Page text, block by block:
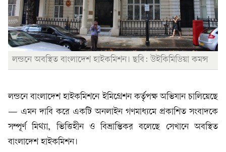
লন্ডনে অবস্থিত বাংলাদেশ হাইকমিশন। ছবি: উইকিমিডিয়া কমন্স
লন্ডনে বাংলাদেশ হাইকমিশনে ইমিগ্রেশন কর্তৃপক্ষ অভিযান চালিয়েছে
— এমন দাবি করে একটি অনলাইন গণমাধ্যমে প্রকাশিত সংবাদকে
সম্পূর্ণ মিথ্যা, ভিত্তিহীন ও বিভ্রান্তিকর বলেছে সেখানে অবস্থিত
বাংলাদেশ হাইকমিশন।